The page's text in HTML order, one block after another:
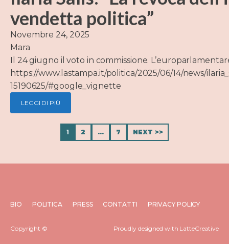
vendetta politica”
Novembre 24, 2025
Mara
Il 24 giugno il voto in commissione.
https://www.lastampa.it/politica/2025/06/14/news/
15190625/#google_vignette
LEGGI DI PIÙ
1 2 … 7 NEXT >>
BIO POLITICA PRESS CONTATTI PRIVACY POLICY
Copyright © Proudly designed with LatteCreative